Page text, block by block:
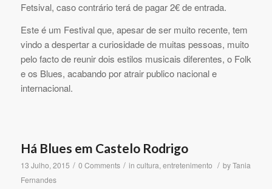
Fetsival, caso contrário terá de pagar 2€ de entrada.
Este é um Festival que, apesar de ser muito recente, tem
vindo a despertar a curiosidade de muitas pessoas, muito
pelo facto de reunir dois estilos musicais diferentes, o Folk
e os Blues, acabando por atrair publico nacional e
internacional.
Há Blues em Castelo Rodrigo
13 Julho, 2015 / 0 Comments / in cultura, entretenimento / byTania
Fernandes